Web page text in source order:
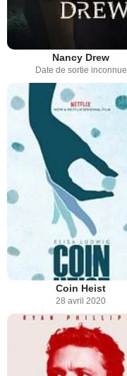
Nancy Drew
Date de sortie inconnue
Coin Heist
28 avril 2020